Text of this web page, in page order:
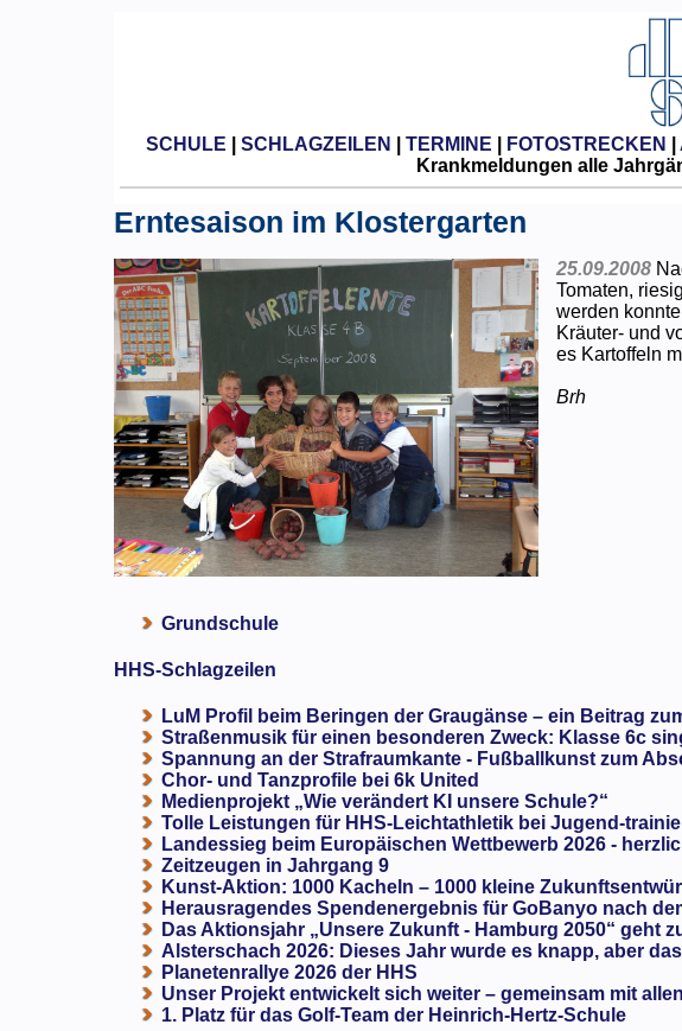
SCHULE SCHLAGZEILEN TERMINE FOTOSTRECKEN
Krankmeldungen alle
Erntesaison im Klostergarten
25.09.2008
Tomaten,
werden
Kräuter- und
es Kartoffeln
Brh
Grundschule
HHS-Schlagzeilen
LuM Profil beim Beringen der Graugänse – ein Beitrag
Straßenmusik für einen besonderen Zweck: Klasse 6c
Spannung an der Strafraumkante - Fußballkunst zum
Chor- und Tanzprofile bei 6k United
Medienprojekt „Wie verändert KI unsere Schule?“
Tolle Leistungen für HHS-Leichtathletik bei Jugend-
Landessieg beim Europäischen Wettbewerb 2026 -
Zeitzeugen in Jahrgang 9
Kunst-Aktion: 1000 Kacheln – 1000 kleine
Herausragendes Spendenergebnis für GoBanyo nach
Das Aktionsjahr „Unsere Zukunft - Hamburg 2050“ geht
Alsterschach 2026: Dieses Jahr wurde es knapp, aber
Planetenrallye 2026 der HHS
Unser Projekt entwickelt sich weiter – gemeinsam mit
1. Platz für das Golf-Team der Heinrich-Hertz-Schule